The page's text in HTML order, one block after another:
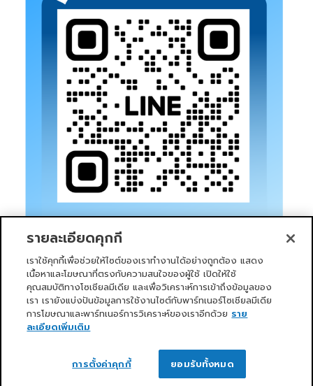
หน้าแรก บริการของเรา ข่าวสารและกิจกรรม PRIMO CLUB
เกี่ยวกับเรา นักลงทุนสัมพันธ์
Copyright 2026 ©
Primo Service Solution Company
Limited
รายละเอียดคุกกี้
เราใช้คุกกี้เพื่อช่วยให้ไซต์ของเราทำงานได้อย่างถูกต้อง แสดง
เนื้อหาและโฆษณาที่ตรงกับความสนใจของผู้ใช้ เปิดให้ใช้
คุณสมบัติทางโซเชียลมีเดีย และเพื่อวิเคราะห์การเข้าถึงข้อมูลของ
เรา เรายังแบ่งปันข้อมูลการใช้งานไซต์กับพาร์ทเนอร์โซเชียลมีเดีย
การโฆษณาและพาร์ทเนอร์การวิเคราะห์ของเราอีกด้วย ราย
ละเอียดเพิ่มเติม
การตั้งค่าคุกกี้ ยอมรับทั้งหมด
ติดต่อเรา